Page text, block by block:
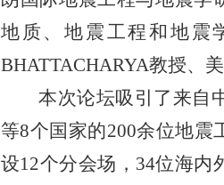
地质、地震工程和地震
BHATTACHARYA教授、
本次论坛吸引了来自
等8个国家的200余位地震
设12个分会场，34位海内